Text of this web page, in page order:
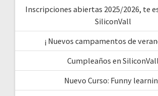
Inscripciones abiertas 2025/2026, te
SiliconVall
¡ Nuevos campamentos de
Cumpleaños en SiliconVall
Nuevo Curso: Funny